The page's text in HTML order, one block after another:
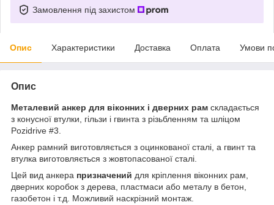
Замовлення під захистом
Опис Характеристики Доставка Оплата Умови
Опис
Металевий анкер для віконних і дверних рам складається
з конусної втулки, гільзи і гвинта з різьбленням та шліцом
Pozidrive #3.
Анкер рамний виготовляється з оцинкованої сталі, а гвинт та
втулка виготовляється з жовтопасованої сталі.
Цей вид анкера призначений для кріплення віконних рам,
дверних коробок з дерева, пластмаси або металу в бетон,
газобетон і т.д. Можливий наскрізний монтаж.